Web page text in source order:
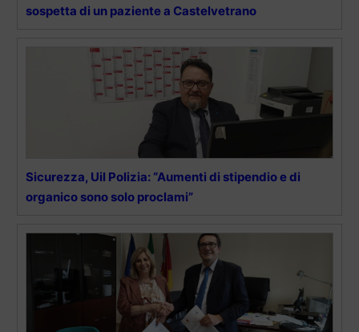
sospetta di un paziente a Castelvetrano
Sicurezza, Uil Polizia: “Aumenti di stipendio e di
organico sono solo proclami”